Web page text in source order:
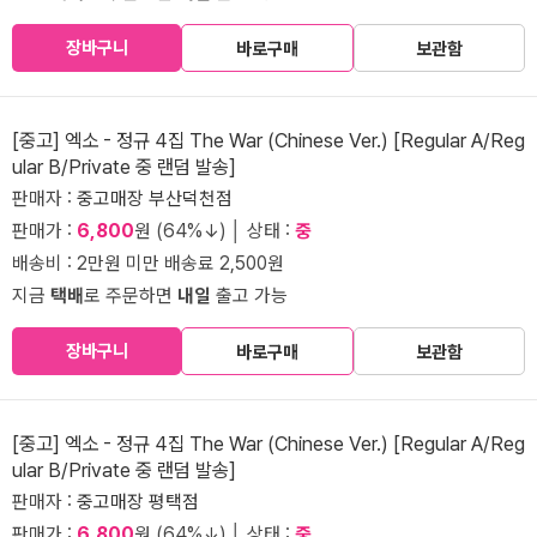
장바구니 바로구매 보관함
[중고] 엑소 - 정규 4집 The War (Chinese Ver.) [Regular A/Reg
ular B/Private 중 랜덤 발송]
판매자 : 중고매장 부산덕천점
판매가 : 6,800원 (64%↓) │ 상태 : 중
배송비 : 2만원 미만 배송료 2,500원
지금 택배로 주문하면 내일 출고 가능
장바구니 바로구매 보관함
[중고] 엑소 - 정규 4집 The War (Chinese Ver.) [Regular A/Reg
ular B/Private 중 랜덤 발송]
판매자 : 중고매장 평택점